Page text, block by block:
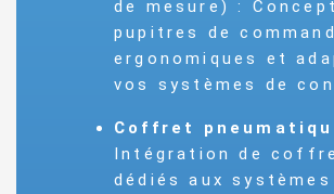
de mesure) :
pupitres de
ergonomiques et
vos systèmes de
Coffret
Intégration de
dédiés aux systèmes